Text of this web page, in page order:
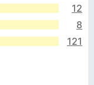
12
8
121